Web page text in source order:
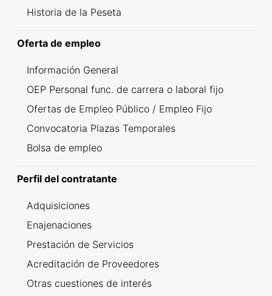
Historia de la Peseta
Oferta de empleo
Información General
OEP Personal func. de carrera o laboral fijo
Ofertas de Empleo Público / Empleo Fijo
Convocatoria Plazas Temporales
Bolsa de empleo
Perfil del contratante
Adquisiciones
Enajenaciones
Prestación de Servicios
Acreditación de Proveedores
Otras cuestiones de interés